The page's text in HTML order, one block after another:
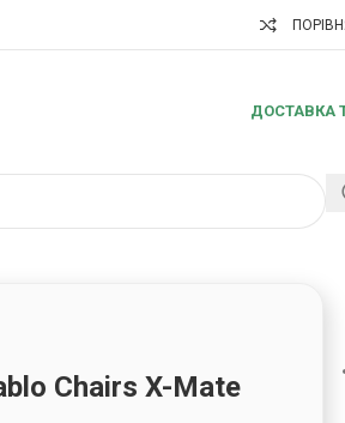
ДОСТАВКА
Chairs X-Mate